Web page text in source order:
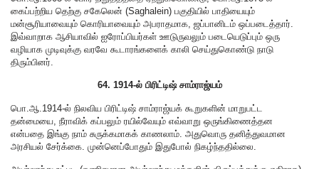
கைப்பற்றிய தெற்கு சகேலென் (Saghalein) பகுதியில் பாதியையும்
மன்சூரியாவையும் கொரியாவையும் அபராதமாக, ஜப்பானிடம் ஒப்படைத்தார்.
இவ்வாறாக ஆசியாவில் ஐரோப்பியர்கள் ஊடுருவலும் படையெடுப்பும் ஒரு
வழியாக முடிவுக்கு வரவே கூடாரங்களைக் காலி செய்துகொண்டு நாடு
திரும்பினர்.
64. 1914-ல் பிரிட்டிஷ் சாம்ராஜ்யம்
பொ.ஆ.1914-ல் நிலவிய பிரிட்டிஷ் சாம்ராஜ்யக் கூறுகளின் மாறுபட்ட
தன்மையை, நீராவிக் கப்பலும் ரயில்வேயும் எவ்வாறு ஒருங்கிணைத்தன
என்பதை இங்கு நாம் சுருக்கமாகக் காணலாம். அதுவொரு தனித்துவமான
அரசியல் சேர்க்கை. முன்னெப்போதும் இதுபோல் நிகழ்ந்ததில்லை.